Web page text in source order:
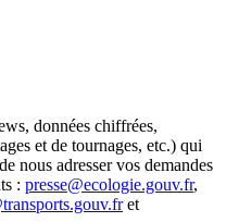
données chiffrées,
et de tournages, etc.) qui
nous adresser vos demandes
: presse@ecologie.gouv.fr,
et